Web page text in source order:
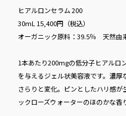
ヒアルロンセラム 200
30mL 15,400円​（税込）
オーガニック​原料：39.5％ 天然由
1本あたり200mgの低分子ヒアルロ
を与えるジェル状美容液です。濃
さらりと変化。ピンとしたハリ感
ックローズウォーターのほのかな香